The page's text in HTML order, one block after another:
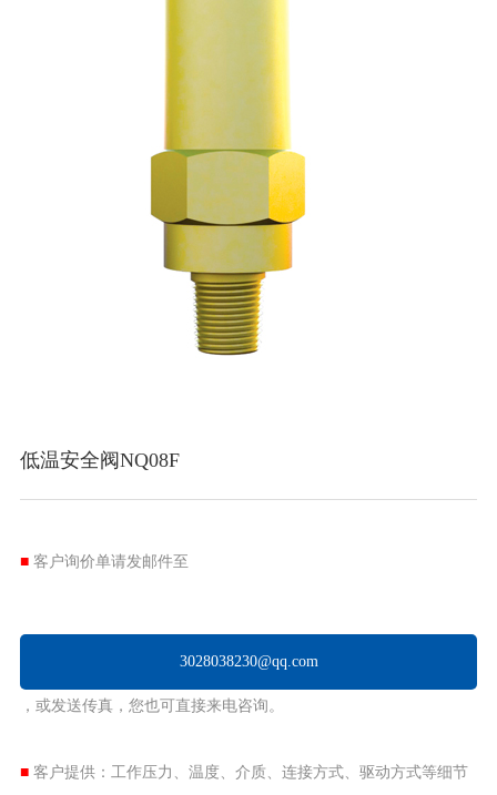
低温安全阀NQ08F
■ 客户询价单请发邮件至
3028038230@qq.com
，或发送传真，您也可直接来电咨询。
■ 客户提供：工作压力、温度、介质、连接方式、驱动方式等细节